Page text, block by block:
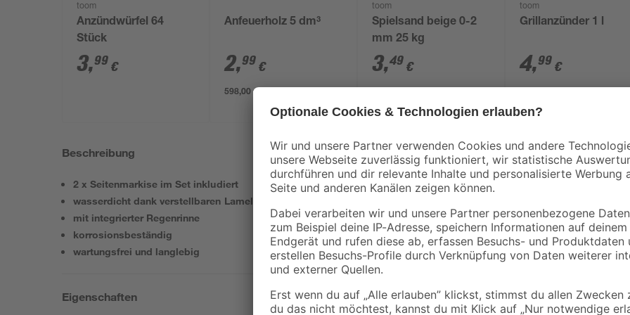
toom
Anzündwürfel 64
Stück
3,99 €
Anfeuerholz 5 dm³
2,99 €
598,00 € / m³
toom
Spielsand beige 0-2
mm 25 kg
3,49 €
0,14 € / Kilogramm
toom
Grillanzünder 1 l
4,99 €
4,99 € / Liter
Beschreibung
2 x Seitenmarkise im Set inkludiert
wasserdicht dank verstellbaren Lamellen
mit integrierter Regenrinne
korrosionsbeständig
wartungsfrei und langlebig
Robuste Konstruktion aus
Lamellendach, welche einseitig
System, witterungsbeständig und
geöffnet, gekippt oder
x Seitenmarkise 3 m, manuell
Eigenschaften